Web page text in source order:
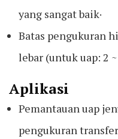
yang sangat baik·
Batas pengukuran
lebar (untuk uap: 2
Aplikasi
Pemantauan uap
pengukuran